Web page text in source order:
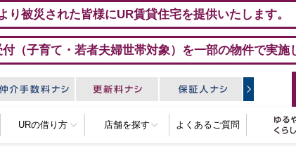
り被災された皆様にUR賃貸住宅を提供いたします。
（子育て・若者夫婦世帯対象）を一部の物件で実施
URの借り方 店舗を探す よくあるご質問